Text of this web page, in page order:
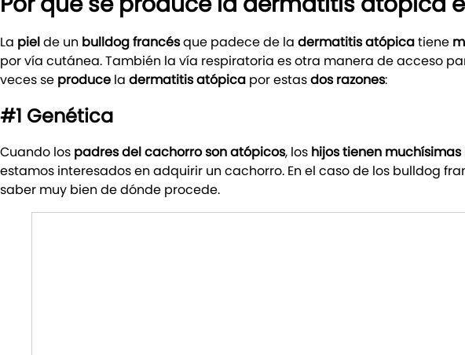
La pielde un bulldog francésque padece de la dermatitis atópicatiene
por vía cutánea. También la vía respiratoria es otra manera de acceso
veces se produce la dermatitis atópica por estasdos razones:
#1 Genética
Cuando los padres del cachorro son atópicos, los hijos tienen
estamos interesados en adquirir un cachorro. En el caso de los bulldog
saber muy bien de dónde procede.